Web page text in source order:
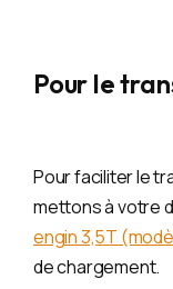
Pour le
Pour faciliter le
mettons à votre
engin 3,5T
de chargement.